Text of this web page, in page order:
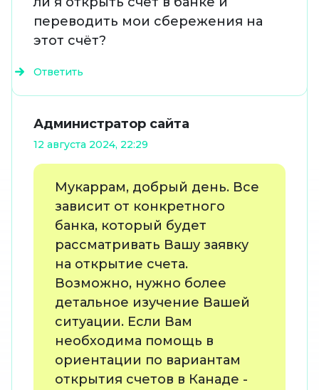
переводить мои сбережения на
этот счёт?
Ответить
Администратор сайта
12 августа 2024, 22:29
Мукаррам, добрый день. Все
зависит от конкретного
банка, который будет
рассматривать Вашу заявку
на открытие счета.
Возможно, нужно более
детальное изучение Вашей
ситуации. Если Вам
необходима помощь в
ориентации по вариантам
открытия счетов в Канаде -